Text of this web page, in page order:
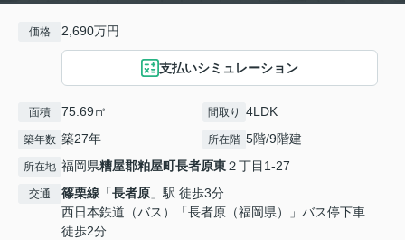
価格 2,690万円
支払いシミュレーション
面積 75.69㎡ 間取り 4LDK
築年数 築27年 所在階 5階/9階建
所在地 福岡県糟屋郡粕屋町長者原東２丁目1-27
交通 篠栗線 「長者原 」駅 徒歩3分
西日本鉄道（バス）「長者原（福岡県）」バス停下車
徒歩2分